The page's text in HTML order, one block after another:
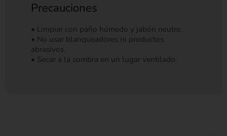
Precauciones
• Limpiar con paño húmedo y jabón neutro.
• No usar blanqueadores ni productos
abrasivos.
• Secar a la sombra en un lugar ventilado.